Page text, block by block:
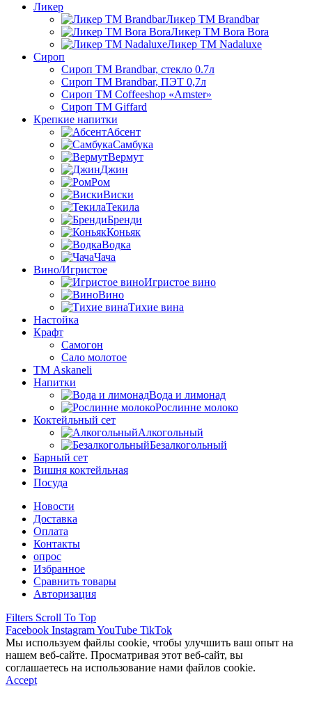
Ликер
Ликер ТМ Brandbar
Ликер ТМ Bora Bora
Ликер ТМ Nadaluxe
Сироп
Сироп TM Brandbar, стекло 0.7л
Сироп TM Brandbar, ПЭТ 0,7л
Сироп TM Coffeeshop «Amster»
Сироп TM Giffard
Крепкие напитки
Абсент
Самбука
Вермут
Джин
Ром
Виски
Текила
Бренди
Коньяк
Водка
Чача
Вино/Игристое
Игристое вино
Вино
Тихие вина
Настойка
Крафт
Самогон
Сало молотое
ТМ Askaneli
Напитки
Вода и лимонад
Рослинне молоко
Коктейльный сет
Алкогольный
Безалкогольный
Барный сет
Вишня коктейльная
Посуда
Новости
Доставка
Оплата
Контакты
опрос
Избранное
Сравнить товары
Авторизация
Filters Scroll To Top
Facebook InstagramYouTube TikTok
Мы используем файлы cookie, чтобы улучшить ваш опыт на
нашем веб-сайте. Просматривая этот веб-сайт, вы
соглашаетесь на использование нами файлов cookie.
Accept